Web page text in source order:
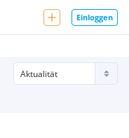
Einloggen